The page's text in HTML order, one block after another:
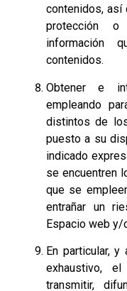
contenidos,
protección o
información
contenidos.
Obtener e
empleando
distintos de
puesto a su
indicado
se encuentren
que se
entrañar un
Espacio web y/
En particular,
exhaustivo,
transmitir,